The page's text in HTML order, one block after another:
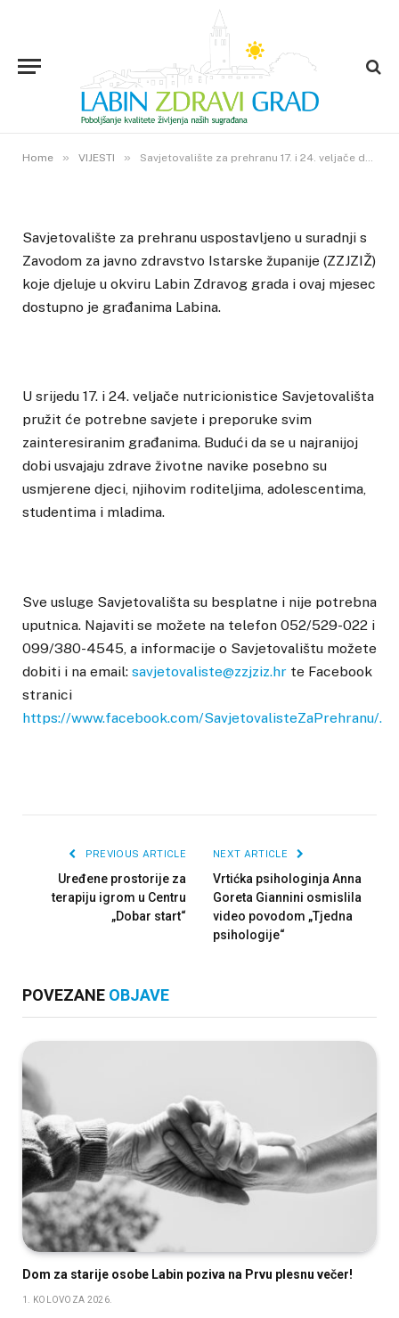
Home » VIJESTI » Savjetovalište za prehranu 17. i 24. veljače dostupno u Labinu
Savjetovalište za prehranu 17. i
24. veljače dostupno u Labinu
15. VELJAČE 2021. 11VIEWS
Savjetovalište za prehranu uspostavljeno u suradnji s
Zavodom za javno zdravstvo Istarske županije (ZZJZIŽ)
koje djeluje u okviru Labin Zdravog grada i ovaj mjesec
dostupno je građanima Labina.
U srijedu 17. i 24. veljače nutricionistice Savjetovališta
pružit će potrebne savjete i preporuke svim
zainteresiranim građanima. Budući da se u najranijoj
dobi usvajaju zdrave životne navike posebno su
usmjerene djeci, njihovim roditeljima, adolescentima,
studentima i mladima.
Sve usluge Savjetovališta su besplatne i nije potrebna
uputnica. Najaviti se možete na telefon 052/529-022 i
099/380-4545, a informacije o Savjetovalištu možete
dobiti i na email: savjetovaliste@zzjziz.hr te Facebook
stranici
https://www.facebook.com/SavjetovalisteZaPrehranu/.
PREVIOUS ARTICLE
Uređene prostorije za
terapiju igrom u Centru
„Dobar start“
NEXT ARTICLE
Vrtićka psihologinja Anna
Goreta Giannini osmislila
video povodom „Tjedna
psihologije“
POVEZANE OBJAVE
Dom za starije osobe Labin poziva na Prvu plesnu večer!
1. KOLOVOZA 2026.